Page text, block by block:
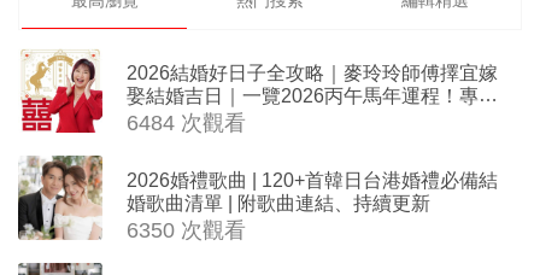
2026結婚好日子全攻略｜麥玲玲師傅擇宜嫁
娶結婚吉日｜一覽2026丙午馬年運程！專業
擇日結婚+避開沖煞生肖指南
6484 次觀看
2026婚禮歌曲 | 120+首韓日台港婚禮必備結
婚歌曲清單 | 附歌曲連結、持續更新
6350 次觀看